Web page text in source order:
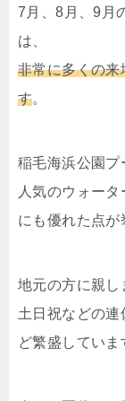
7月、8月、9月
は、
非常に多くの
す。
稲毛海浜公園プ
人気のウォー
にも優れた点が
地元の方に親
土日祝などの連
ど繁盛していま